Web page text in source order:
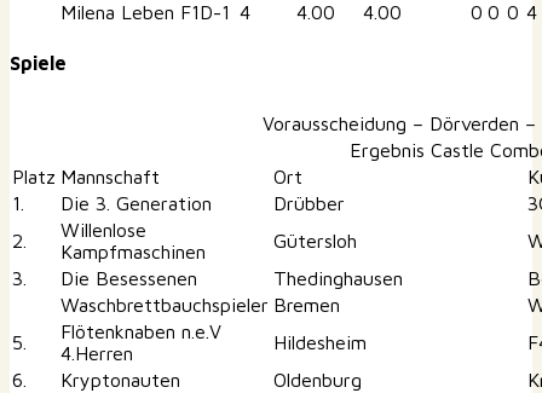
Milena Leben F1D-1 4 4.00 4.00 0 0 0 4
Spiele
Vorausscheidung – Dörverden
Ergebnis Castle
Platz Mannschaft Ort
1.
Die 3. Generation Drübber
2.
Willenlose
Kampfmaschinen
Gütersloh
3.
Die Besessenen Thedinghausen
Waschbrettbauchspieler Bremen
5.
Flötenknaben n.e.V
4.Herren
Hildesheim
6.
Kryptonauten Oldenburg